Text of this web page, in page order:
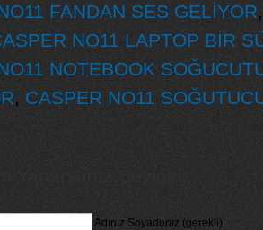
FANDAN SES GELİYOR
NO11 LAPTOP BİR
NOTEBOOK
, CASPER NO11
Adınız Soyadonız (gerekli)